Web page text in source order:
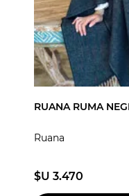
RUANA RUMA
Ruana
$U 3.470